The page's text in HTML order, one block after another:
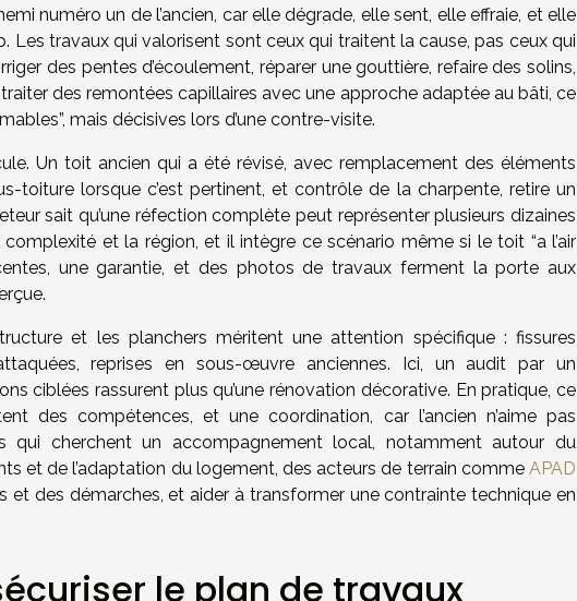
numéro un de l’ancien, car elle dégrade, elle sent, elle effraie, et elle
Les travaux qui valorisent sont ceux qui traitent la cause, pas ceux qui
des pentes d’écoulement, réparer une gouttière, refaire des solins,
des remontées capillaires avec une approche adaptée au bâti, ce
mais décisives lors d’une contre-visite.
Un toit ancien qui a été révisé, avec remplacement des éléments
toiture lorsque c’est pertinent, et contrôle de la charpente, retire un
sait qu’une réfection complète peut représenter plusieurs dizaines
et la région, et il intègre ce scénario même si le toit “a l’air
une garantie, et des photos de travaux ferment la porte aux
et les planchers méritent une attention spécifique : fissures
reprises en sous-œuvre anciennes. Ici, un audit par un
ciblées rassurent plus qu’une rénovation décorative. En pratique, ce
des compétences, et une coordination, car l’ancien n’aime pas
qui cherchent un accompagnement local, notamment autour du
et de l’adaptation du logement, des acteurs de terrain comme APAD
et des démarches, et aider à transformer une contrainte technique en
le plan de travaux